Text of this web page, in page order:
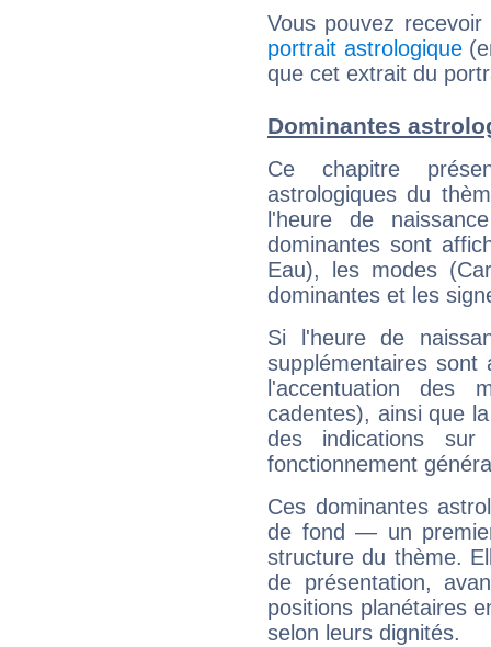
Vous pouvez
portrait astrologique
que cet extrait du
Dominantes
Ce chapitre
astrologiques du
l'heure de
dominantes sont
Eau), les modes
dominantes et les
Si l'heure de
supplémentaires sont
l'accentuation des
cadentes), ainsi que
des indications sur
fonctionnement
Ces dominantes
de fond — un
structure du thème.
de présentation,
positions planétaires
selon leurs dignités.